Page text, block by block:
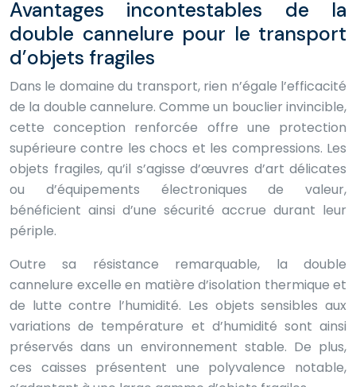
Avantages incontestables de la
double cannelure pour le transport
d’objets fragiles
Dans le domaine du transport, rien n’égale l’efficacité
de la double cannelure. Comme un bouclier invincible,
cette conception renforcée offre une protection
supérieure contre les chocs et les compressions. Les
objets fragiles, qu’il s’agisse d’œuvres d’art délicates
ou d’équipements électroniques de valeur,
bénéficient ainsi d’une sécurité accrue durant leur
périple.
Outre sa résistance remarquable, la double
cannelure excelle en matière d’isolation thermique et
de lutte contre l’humidité. Les objets sensibles aux
variations de température et d’humidité sont ainsi
préservés dans un environnement stable. De plus,
ces caisses présentent une polyvalence notable,